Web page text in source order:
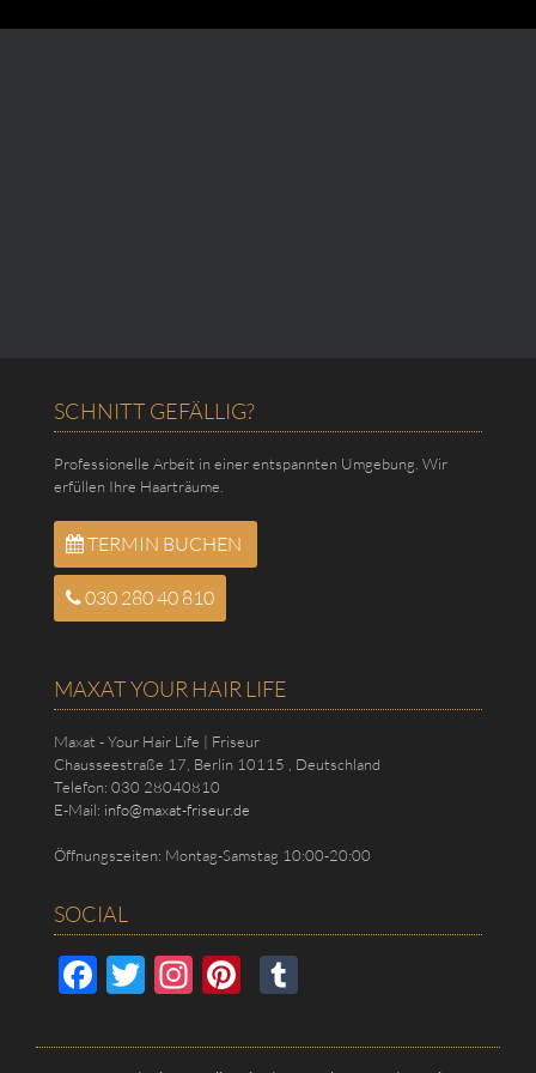
SCHNITT GEFÄLLIG?
Professionelle Arbeit in einer entspannten Umgebung. Wir
erfüllen Ihre Haarträume.
TERMIN BUCHEN
030 280 40 810
MAXAT YOUR HAIR LIFE
Maxat - Your Hair Life | Friseur
Chausseestraße 17 Berlin 10115
Deutschland
Telefon: 030 28040810
E-Mail: info@maxat-friseur.de
Öffnungszeiten: Montag-Samstag 10:00-20:00
SOCIAL
F
e
T
tt
In
ag
Pi
er m